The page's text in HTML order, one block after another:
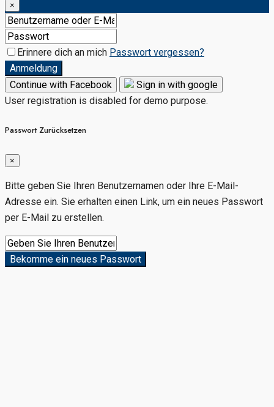
×
Erinnere dich an mich Passwort vergessen?
Anmeldung
Continue with Facebook
Sign in with google
User registration is disabled for demo purpose.
Passwort Zurücksetzen
×
Bitte geben Sie Ihren Benutzernamen oder Ihre E-Mail-
Adresse ein. Sie erhalten einen Link, um ein neues Passwort
per E-Mail zu erstellen.
Bekomme ein neues Passwort